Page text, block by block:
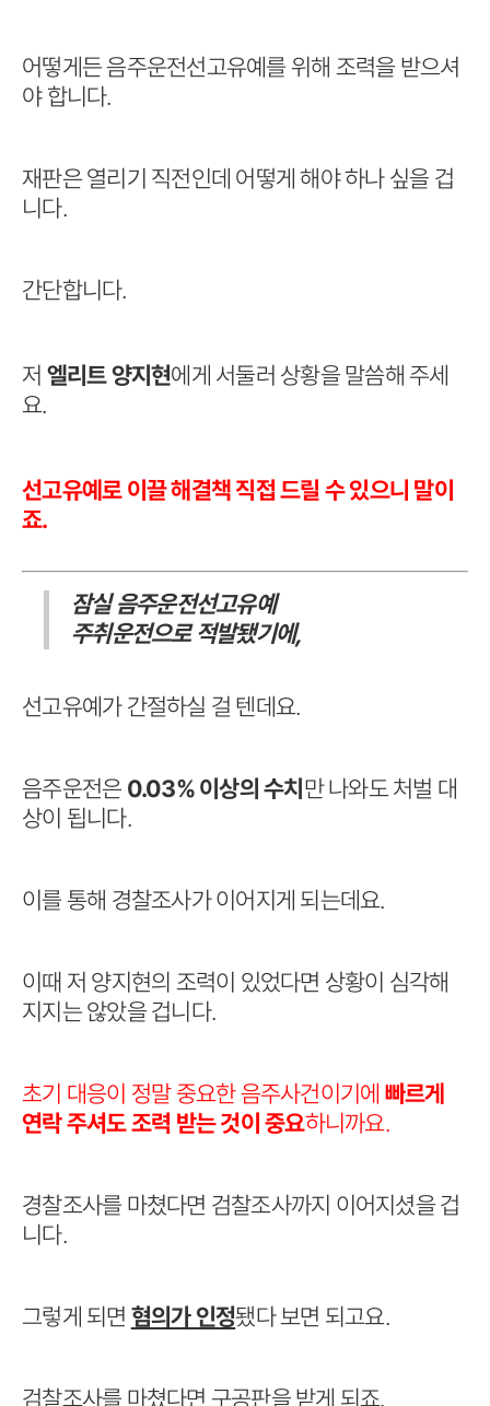
어떻게든 음주운전선고유예를 위해 조력을 받으셔
야 합니다.
재판은 열리기 직전인데 어떻게 해야 하나 싶을 겁
니다.
간단합니다.
저 엘리트 양지현에게 서둘러 상황을 말씀해 주세
요.
선고유예로 이끌 해결책 직접 드릴 수 있으니 말이
죠.
잠실 음주운전선고유예
주취운전으로 적발됐기에,
선고유예가 간절하실 걸 텐데요.
음주운전은 0.03% 이상의 수치만 나와도 처벌 대
상이 됩니다.
이를 통해 경찰조사가 이어지게 되는데요.
이때 저 양지현의 조력이 있었다면 상황이 심각해
지지는 않았을 겁니다.
초기 대응이 정말 중요한 음주사건이기에 빠르게
연락 주셔도 조력 받는 것이 중요하니까요.
경찰조사를 마쳤다면 검찰조사까지 이어지셨을 겁
니다.
그렇게 되면 혐의가 인정됐다 보면 되고요.
검찰조사를 마쳤다면 구공판을 받게 되죠.